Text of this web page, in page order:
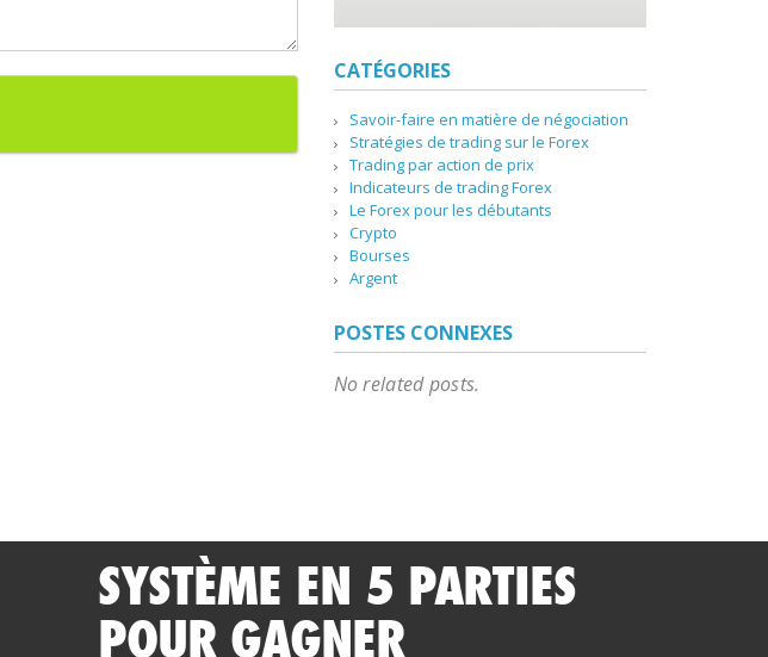
CATÉGORIES
Savoir-faire en matière de négociation
Stratégies de trading sur le Forex
Trading par action de prix
Indicateurs de trading Forex
Le Forex pour les débutants
Crypto
Bourses
Argent
POSTES CONNEXES
No related posts.
SYSTÈME EN 5 PARTIES
POUR GAGNER